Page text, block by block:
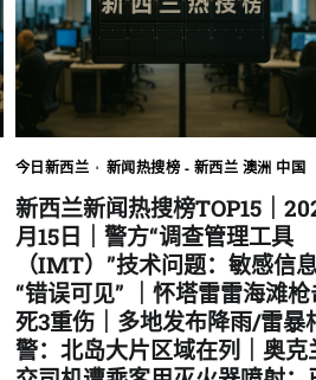
今日新西兰 新闻热搜榜 - 新西兰 澳洲 中国
新西兰新闻热搜榜TOP15｜
月15日｜警方“调查管理工具
（IMT）”技术问题：敏感信
“错误可见” ｜怀塔雷雷海滩枪
死3重伤｜多地发布降雨/雷暴
警：北岛大片区域在列｜奥克